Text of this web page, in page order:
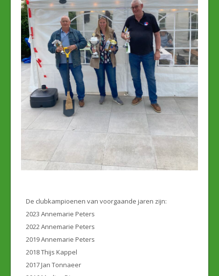
De clubkampioenen van voorgaande jaren zijn:
2023 Annemarie Peters
2022 Annemarie Peters
2019 Annemarie Peters
2018 Thijs Kappel
2017 Jan Tonnaeer